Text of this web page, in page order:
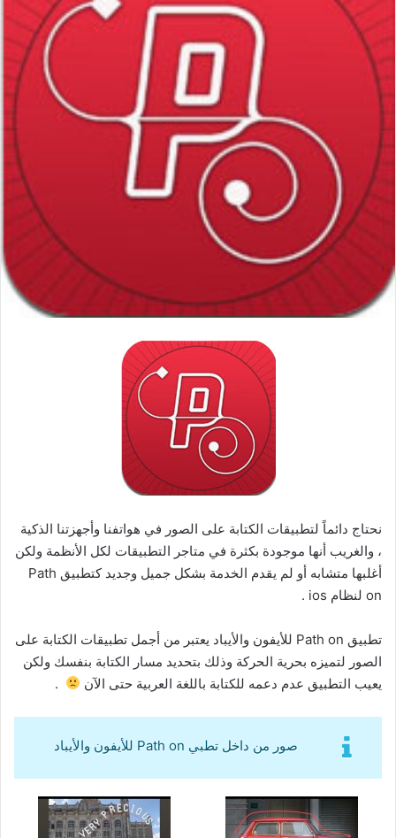
نحتاج دائماً لتطبيقات الكتابة على الصور في هواتفنا وأجهزتنا الذكية
، والغريب أنها موجودة بكثرة في متاجر التطبيقات لكل الأنظمة ولكن
أغلبها متشابه أو لم يقدم الخدمة بشكل جميل وجديد كتطبيق Path
on لنظام ios .
تطبيق Path on للأيفون والأيباد يعتبر من أجمل تطبيقات الكتابة على
الصور لتميزه بحرية الحركة وذلك بتحديد مسار الكتابة بنفسك ولكن
يعيب التطبيق عدم دعمه للكتابة باللغة العربية حتى الآن
.
صور من داخل تطبي Path on للأيفون والأيباد